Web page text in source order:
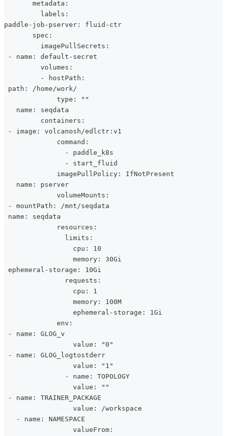
       metadata:
         labels:
paddle-job-pserver: fluid-ctr
       spec:
         imagePullSecrets:
- name: default-secret
         volumes:
         - hostPath:
path: /home/work/
             type: ""
   name: seqdata
         containers:
- image: volcanosh/edlctr:v1
             command:
               - paddle_k8s
               - start_fluid
             imagePullPolicy: IfNotPresent
   name: pserver
             volumeMounts:
- mountPath: /mnt/seqdata
name: seqdata
             resources:
               limits:
                 cpu: 10
                 memory: 30Gi
ephemeral-storage: 10Gi
               requests:
                 cpu: 1
                 memory: 100M
                 ephemeral-storage: 1Gi
             env:
- name: GLOG_v
                 value: "0"
- name: GLOG_logtostderr
                 value: "1"
               - name: TOPOLOGY
                 value: ""
- name: TRAINER_PACKAGE
                 value: /workspace
   - name: NAMESPACE
                 valueFrom: